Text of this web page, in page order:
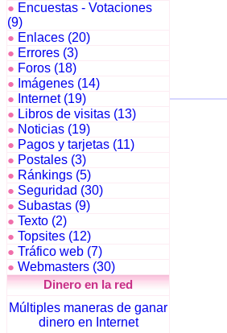
● Encuestas - Votaciones
(9)
● Enlaces (20)
● Errores (3)
● Foros (18)
● Imágenes (14)
● Internet (19)
● Libros de visitas (13)
● Noticias (19)
● Pagos y tarjetas (11)
● Postales (3)
● Ránkings (5)
● Seguridad (30)
● Subastas (9)
● Texto (2)
● Topsites (12)
● Tráfico web (7)
● Webmasters (30)
Dinero en la red
Múltiples maneras de ganar
dinero en Internet